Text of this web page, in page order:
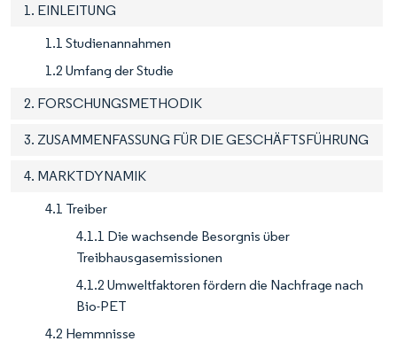
1. EINLEITUNG
1.1 Studienannahmen
1.2 Umfang der Studie
2. FORSCHUNGSMETHODIK
3. ZUSAMMENFASSUNG FÜR DIE GESCHÄFTSFÜHRUNG
4. MARKTDYNAMIK
4.1 Treiber
4.1.1 Die wachsende Besorgnis über
Treibhausgasemissionen
4.1.2 Umweltfaktoren fördern die Nachfrage nach
Bio-PET
4.2 Hemmnisse